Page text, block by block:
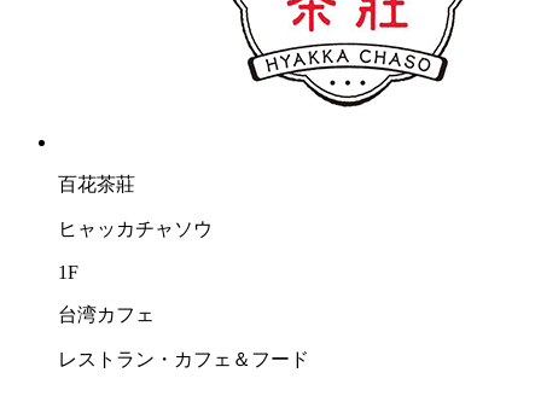
百花茶莊
ヒャッカチャソウ
1F
台湾カフェ
レストラン・カフェ＆フード